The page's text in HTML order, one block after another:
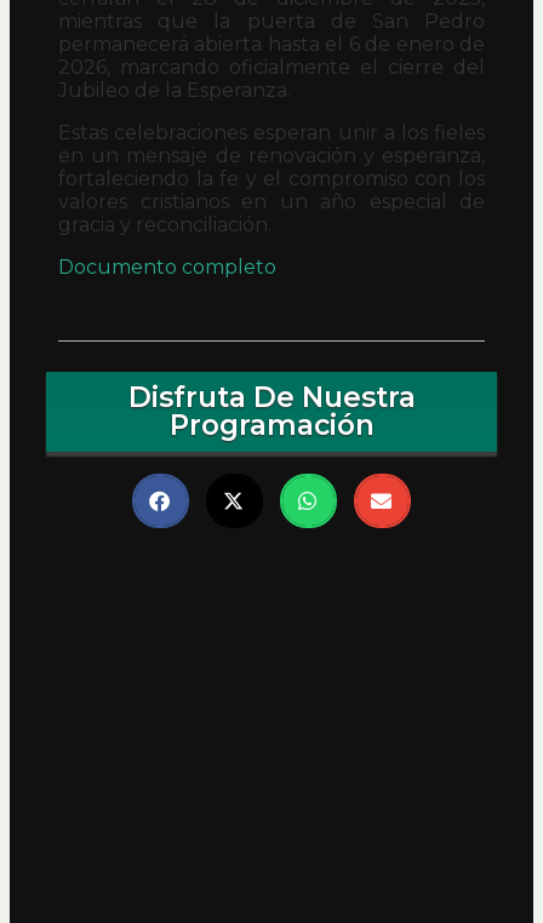
mientras que la puerta de San Pedro
permanecerá abierta hasta el 6 de enero de
2026, marcando oficialmente el cierre del
Jubileo de la Esperanza.
Estas celebraciones esperan unir a los fieles
en un mensaje de renovación y esperanza,
fortaleciendo la fe y el compromiso con los
valores cristianos en un año especial de
gracia y reconciliación.
Documento completo
Disfruta De Nuestra
Programación